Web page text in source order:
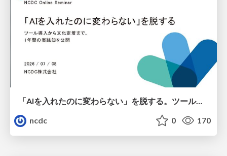
「AIを入れたのに変わらない」を脱する。ツール導入から文化定着まで、1年間の実践知を公開
ncdc
0 170